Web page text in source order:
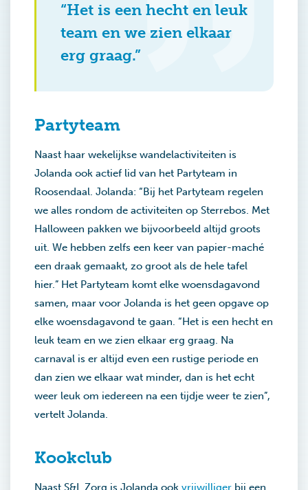
“Het is een hecht en leuk
team en we zien elkaar
erg graag.”
Partyteam
Naast haar wekelijkse wandelactiviteiten is
Jolanda ook actief lid van het Partyteam in
Roosendaal. Jolanda: “Bij het Partyteam regelen
we alles rondom de activiteiten op Sterrebos. Met
Halloween pakken we bijvoorbeeld altijd groots
uit. We hebben zelfs een keer van papier-maché
een draak gemaakt, zo groot als de hele tafel
hier.” Het Partyteam komt elke woensdagavond
samen, maar voor Jolanda is het geen opgave op
elke woensdagavond te gaan. “Het is een hecht en
leuk team en we zien elkaar erg graag. Na
carnaval is er altijd even een rustige periode en
dan zien we elkaar wat minder, dan is het echt
weer leuk om iedereen na een tijdje weer te zien”,
vertelt Jolanda.
Kookclub
Naast S&L Zorg is Jolanda ook vrijwilliger bij een